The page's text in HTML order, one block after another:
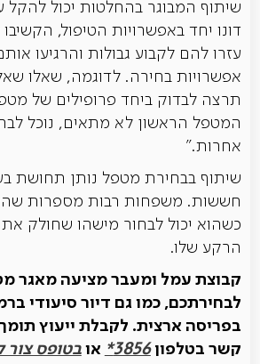
שיתוף המבוגר בהחלטות יכול להקל
דונו יחד באפשרויות הטיפול,
עזרו להם לקבוע גבולות והרגיעו
אפשרויות בחירה. לדוגמה, שאלו
תרצה לבדוק ביחד פרופילים של
המטפל הראשון לא מתאים, נוכל
אחרות."
שיתוף בבחירת מטפל נותן תחושת
חששות. משפחות רבות מספרות
כשהוא יכול לבחור מישהו שחולק את
הרקע שלו.
קבוצת עמל ומעבר מציעה מאגר
לבחירתכם, כמו גם דיור סיעודי
בפריסה ארצית. לקבלת ייעוץ
קשר בטלפון3856* אובטופס צור